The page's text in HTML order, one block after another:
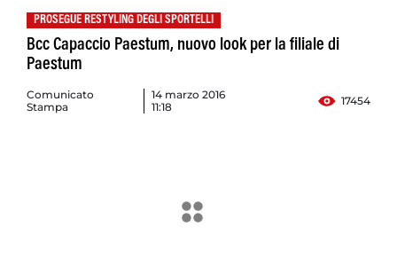
PROSEGUE RESTYLING DEGLI SPORTELLI
Bcc Capaccio Paestum, nuovo look per la filiale di
Paestum
Comunicato
Stampa
14 marzo 2016
11:18
17454